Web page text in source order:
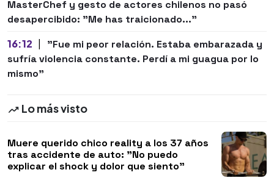
MasterChef y gesto de actores chilenos no pasó
desapercibido: "Me has traicionado..."
16:12
"Fue mi peor relación. Estaba embarazada y
sufría violencia constante. Perdí a mi guagua por lo
mismo"
Lo más visto
Muere querido chico reality a los 37 años
tras accidente de auto: "No puedo
explicar el shock y dolor que siento"